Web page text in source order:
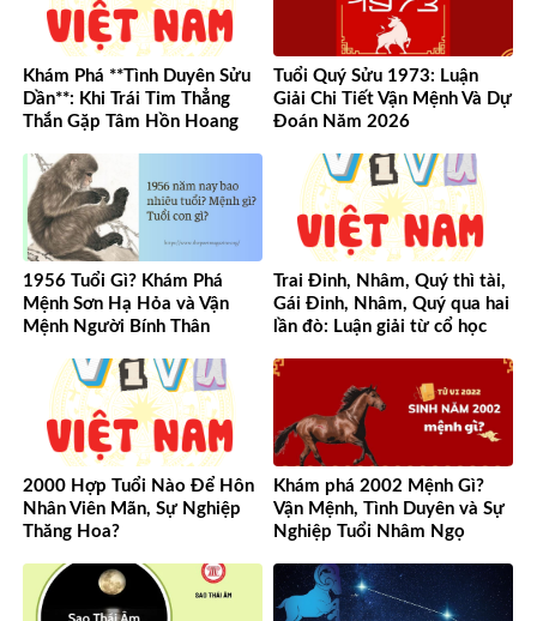
Khám Phá **Tình Duyên Sửu
Dần**: Khi Trái Tim Thẳng
Thắn Gặp Tâm Hồn Hoang
Tuổi Quý Sửu 1973: Luận
Giải Chi Tiết Vận Mệnh Và Dự
Đoán Năm 2026
1956 Tuổi Gì? Khám Phá
Mệnh Sơn Hạ Hỏa và Vận
Mệnh Người Bính Thân
Trai Đinh, Nhâm, Quý thì tài,
Gái Đinh, Nhâm, Quý qua hai
lần đò: Luận giải từ cổ học
2000 Hợp Tuổi Nào Để Hôn
Nhân Viên Mãn, Sự Nghiệp
Thăng Hoa?
Khám phá 2002 Mệnh Gì?
Vận Mệnh, Tình Duyên và Sự
Nghiệp Tuổi Nhâm Ngọ